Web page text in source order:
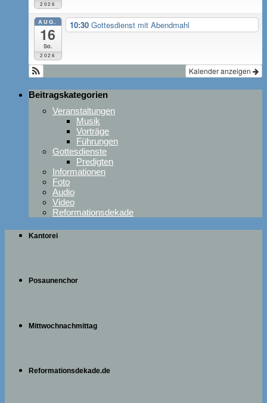
2026
AUG.
16
So.
2026
10:30 Gottesdienst mit Abendmahl
Kalender anzeigen
Beitragskategorien
Veranstaltungen
Musik
Vorträge
Führungen
Gottesdienste
Predigten
Informationen
Foto
Audio
Video
Reformationsdekade
Kantorei
Posaunenchor
Mittwochnachmittag
Reformationsdekade.de